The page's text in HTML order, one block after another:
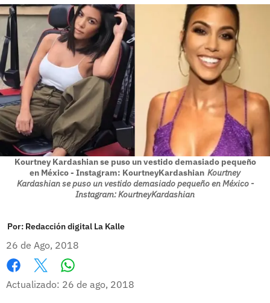
Kourtney Kardashian se puso un vestido demasiado pequeño
en México - Instagram: KourtneyKardashian Kourtney
Kardashian se puso un vestido demasiado pequeño en México -
Instagram: KourtneyKardashian
Por: Redacción digital La Kalle
26 de Ago, 2018
Facebook
X
Actualizado: 26 de ago, 2018